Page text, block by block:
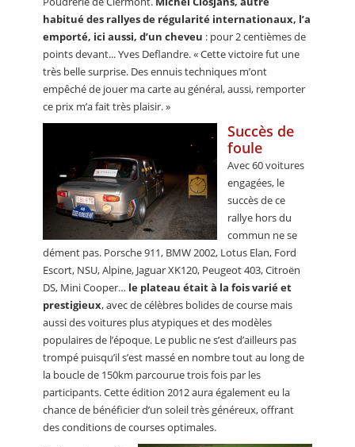
habitué des rallyes de régularité internationaux, l’a
emporté, ici aussi, d’un cheveu : pour 2 centièmes de
points devant... Yves Deflandre. « Cette victoire fut une
très belle surprise. Des ennuis techniques m’ont
empêché de jouer ma carte au général, aussi, remporter
ce prix m’a fait très plaisir. »
Succès de
foule
Avec 60 voitures
engagées, le
succès de ce
rallye hors du
commun ne se
dément pas. Porsche 911, BMW 2002, Lotus Elan, Ford
Escort, NSU, Alpine, Jaguar XK120, Peugeot 403, Citroën
DS, Mini Cooper… le plateau était à la fois varié et
prestigieux, avec de célèbres bolides de course mais
aussi des voitures plus atypiques et des modèles
populaires de l’époque. Le public ne s’est d’ailleurs pas
trompé puisqu’il s’est massé en nombre tout au long de
la boucle de 150km parcourue trois fois par les
participants. Cette édition 2012 aura également eu la
chance de bénéficier d’un soleil très généreux, offrant
des conditions de courses optimales.